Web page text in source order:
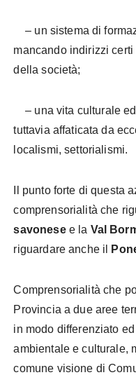
– un sistema di
mancando indirizzi
della società;
– una vita culturale
tuttavia affaticata da
localismi, settorialismi.
Il punto forte di questa
comprensorialità che
savonesee la Val
riguardare anche il
Comprensorialità che
Provincia a due aree
in modo differenziato
ambientale e culturale,
comune visione di